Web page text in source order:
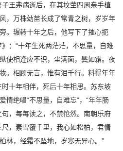
王弗病逝后，在其坟茔四周亲手植
，万株幼苗长成了常青之树，岁岁年
。辗转十年之后，他写下了摧心扼
：“十年生死两茫茫，不思量，自难
使相逢应不识，尘满面，鬓如霜。夜
。相顾无言，惟有泪千行。料得年年
十年相伴，死后十年相思。苏东坡
情绝唱“不思量，自难忘”，“年年肠
句，每每读之，不禁怆然。南朝乐府
，素雪覆千里，我心如松柏，君情
林，经霜不坠地，岁寒无异心。”